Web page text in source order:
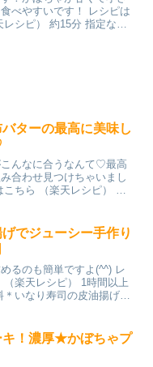
べやすいです！ レシピは
レシピ） 約15分 指定なし
ターの最高に美味し
んなに合うなんて♡最高
合わせ見つけちゃいまし
こちら （楽天レシピ） 約
刻み海苔みんなのレビュ
でジューシー手作り
るのも簡単ですよ(^^) レ
（楽天レシピ） 1時間以上
いなり寿司の皮油揚げ●
キ！濃厚★かぼちゃプ